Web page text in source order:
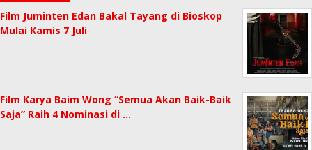
Film Juminten Edan Bakal Tayang di Bioskop
Mulai Kamis 7 Juli
Film Karya Baim Wong “Semua Akan Baik-Baik
Saja” Raih 4 Nominasi di …